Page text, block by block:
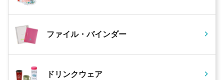
ファイル・バインダー
ドリンクウェア